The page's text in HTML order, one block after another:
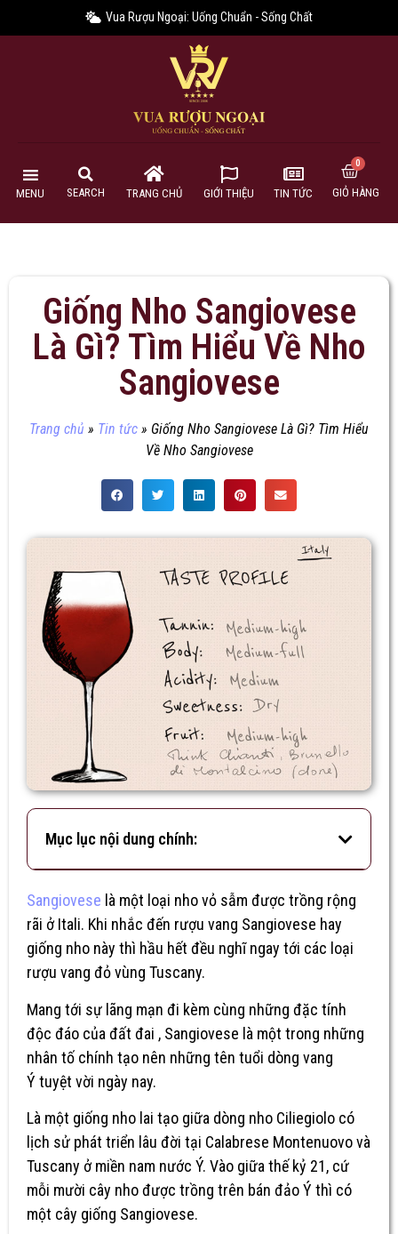
Vua Rượu Ngoại: Uống Chuẩn - Sống Chất
MENU SEARCH TRANG CHỦ GIỚI THIỆU TIN TỨC GIỎ HÀNG
Giống Nho Sangiovese
Là Gì? Tìm Hiểu Về Nho
Sangiovese
Trang chủ » Tin tức » Giống Nho Sangiovese Là Gì? Tìm Hiểu
Về Nho Sangiovese
Mục lục nội dung chính:
Sangiovese là một loại nho vỏ sẫm được trồng rộng
rãi ở Itali. Khi nhắc đến rượu vang Sangiovese hay
giống nho này thì hầu hết đều nghĩ ngay tới các loại
rượu vang đỏ vùng Tuscany.
Mang tới sự lãng mạn đi kèm cùng những đặc tính
độc đáo của đất đai , Sangiovese là một trong những
nhân tố chính tạo nên những tên tuổi dòng vang
Ý tuyệt vời ngày nay.
Là một giống nho lai tạo giữa dòng nho Ciliegiolo có
lịch sử phát triển lâu đời tại Calabrese Montenuovo và
Tuscany ở miền nam nước Ý. Vào giữa thế kỷ 21, cứ
mỗi mười cây nho được trồng trên bán đảo Ý thì có
một cây giống Sangiovese.